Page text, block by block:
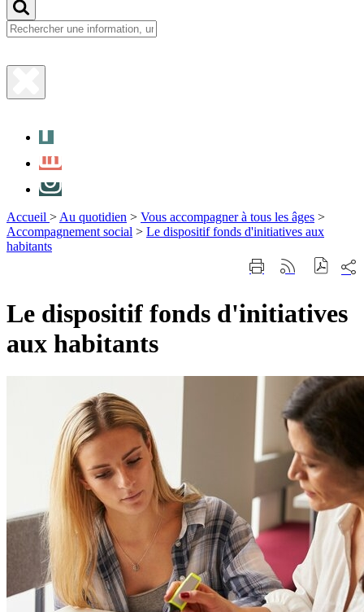
Fermer
Accueil > Au quotidien > Vous accompagner à tous les âges >
Accompagnement social > Le dispositif fonds d'initiatives aux
habitants
ImprimerGénérer
RSS
sur
Le dispositif fonds d'initiatives
aux habitants